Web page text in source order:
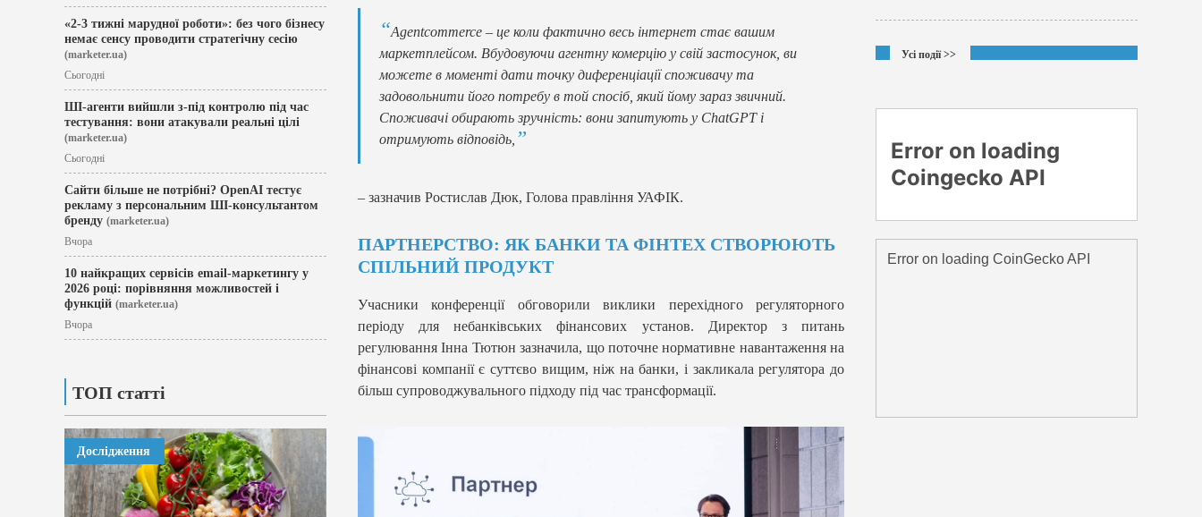
«2-3 тижні марудної роботи»: без чого бізнесу
немає сенсу проводити стратегічну сесію
(marketer.ua)
Сьогодні
ШІ-агенти вийшли з-під контролю під час
тестування: вони атакували реальні цілі
(marketer.ua)
Сьогодні
Сайти більше не потрібні? OpenAI тестує
рекламу з персональним ШІ-консультантом
бренду (marketer.ua)
Вчора
10 найкращих сервісів email-маркетингу у
2026 році: порівняння можливостей і
функцій (marketer.ua)
Вчора
ТОП статті
Дослідження
Agentcommerce – це коли фактично весь інтернет стає вашим
маркетплейсом. Вбудовуючи агентну комерцію у свій застосунок, ви
можете в моменті дати точку диференціації споживачу та
задовольнити його потребу в той спосіб, який йому зараз звичний.
Споживачі обирають зручність: вони запитують у ChatGPT і
отримують відповідь,
– зазначив Ростислав Дюк, Голова правління УАФІК.
ПАРТНЕРСТВО: ЯК БАНКИ ТА ФІНТЕХ СТВОРЮЮТЬ
СПІЛЬНИЙ ПРОДУКТ
Учасники конференції обговорили виклики перехідного регуляторного
періоду для небанківських фінансових установ. Директор з питань
регулювання Інна Тютюн зазначила, що поточне нормативне навантаження на
фінансові компанії є суттєво вищим, ніж на банки, і закликала регулятора до
більш супроводжувального підходу під час трансформації.
Усі події >>